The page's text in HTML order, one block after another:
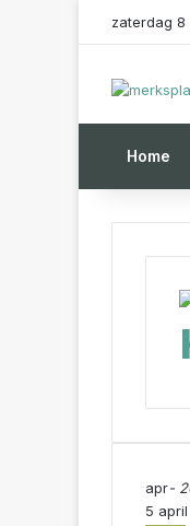
zaterdag 8
Home
apr-
5 april